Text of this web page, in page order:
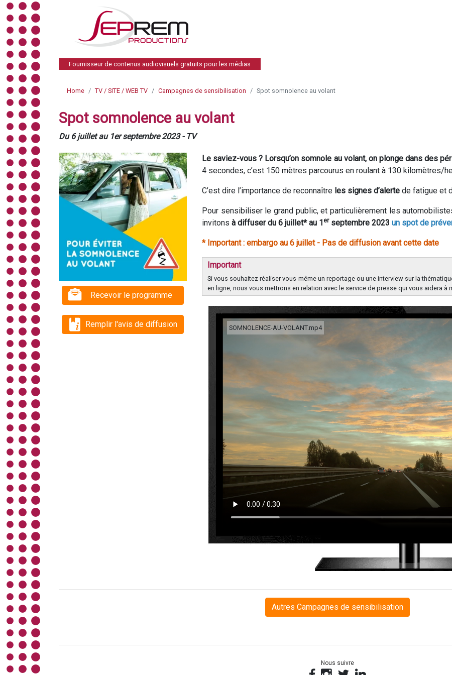
Fournisseur de contenus audiovisuels gratuits pour les médias
Home TV / SITE / WEB TV Campagnes de sensibilisation Spot somnolence au volant
Spot somnolence au volant
Du 6 juillet au 1er septembre 2023 - TV
Recevoir le programme
Remplir l'avis de diffusion
Le saviez-vous ? Lorsqu’on somnole au volant, on plonge dans des
4 secondes, c’est 150 mètres parcourus en roulant à 130 kilomètres/
C’est dire l’importance de reconnaître les signes d’alerte de fatigue et
Pour sensibiliser le grand public, et particulièrement les
invitons à diffuser du 6 juillet* au 1 erseptembre 2023 un spot de
* Important : embargo au 6 juillet - Pas de diffusion avant cette date
Important
Si vous souhaitez réaliser vous-même un reportage ou une interview sur la
en ligne, nous vous mettrons en relation avec le service de presse qui vous aidera à
SOMNOLENCE-AU-VOLANT.mp4
Autres Campagnes de sensibilisation
Nous suivre